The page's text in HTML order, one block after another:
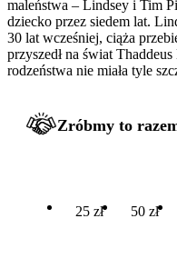
maleństwa – Lindsey i Tim
dziecko przez siedem lat.
30 lat wcześniej, ciąża
przyszedł na świat
rodzeństwa nie miała tyle
Zróbmy to
25 zł 50 zł